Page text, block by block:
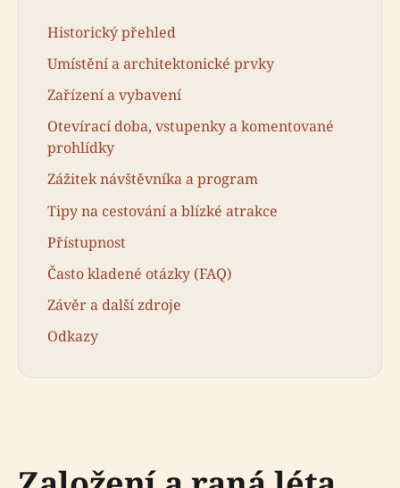
Historický přehled
Umístění a architektonické prvky
Zařízení a vybavení
Otevírací doba, vstupenky a komentované
prohlídky
Zážitek návštěvníka a program
Tipy na cestování a blízké atrakce
Přístupnost
Často kladené otázky (FAQ)
Závěr a další zdroje
Odkazy